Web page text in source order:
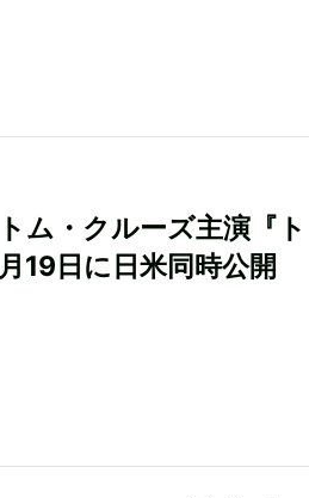
トム・クルーズ主演『
月19日に日米同時公開